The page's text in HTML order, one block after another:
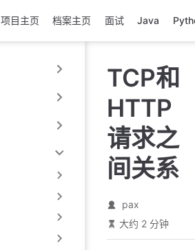
项目主页 档案主页 面试 Java
TCP和
HTTP
请求之
间关系
pax
大约 2 分钟